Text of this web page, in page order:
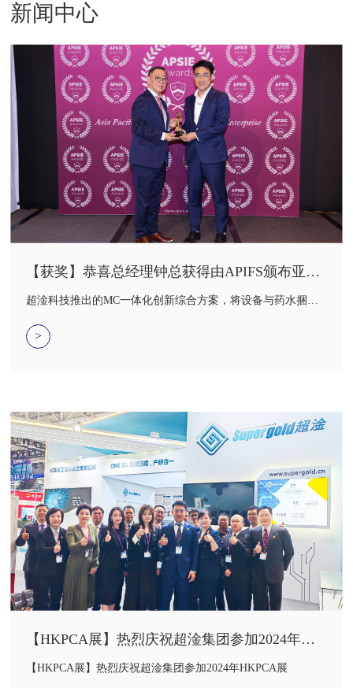
新闻中心
【获奖】恭喜总经理钟总获得由APIFS颁布亚太
区可持续创新企业奖
超淦科技推出的MC一体化创新综合方案，将设备与药水捆绑
本，提升效率与质量，提供一站式服务。秉承着“自利利他”的
公司文化，我们在为客户解决问题的同时，也同样深耕行业持
>
【HKPCA展】热烈庆祝超淦集团参加2024年
HKPCA展
【HKPCA展】热烈庆祝超淦集团参加2024年HKPCA展